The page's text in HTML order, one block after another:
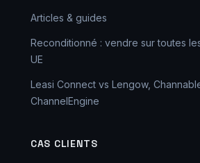
Articles & guides
Reconditionné : vendre sur toutes
UE
Leasi Connect vs Lengow,
ChannelEngine
CAS CLIENTS